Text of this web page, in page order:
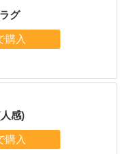
グ
感)